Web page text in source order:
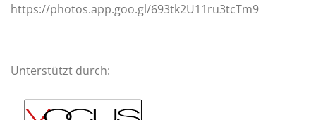
https://photos.app.goo.gl/693tk2U11ru3tcTm9
Unterstützt durch: